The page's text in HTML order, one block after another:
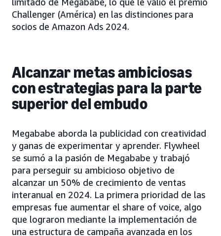
Challenger (América) en las distinciones para
socios de Amazon Ads 2024.
Alcanzar metas ambiciosas
con estrategias para la parte
superior del embudo
Megababe aborda la publicidad con creatividad
y ganas de experimentar y aprender. Flywheel
se sumó a la pasión de Megababe y trabajó
para perseguir su ambicioso objetivo de
alcanzar un 50% de crecimiento de ventas
interanual en 2024. La primera prioridad de las
empresas fue aumentar el share of voice, algo
que lograron mediante la implementación de
una estructura de campaña avanzada en los